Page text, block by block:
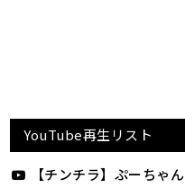
YouTube再生リスト
【チンチラ】ぷーちゃん